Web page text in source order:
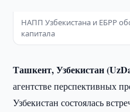
НАПП Узбекистана и ЕБРР
капитала
Ташкент, Узбекистан
агентстве перспективных
Узбекистан состоялась